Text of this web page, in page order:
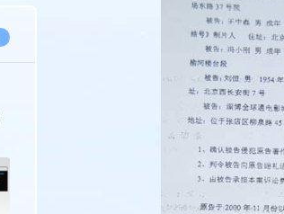
著名知识产权律师徐新明接受《中国经营
报》采访：技术革新下知识产权保护面临新